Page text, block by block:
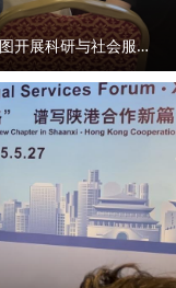
国际法学院张光耀博士在哈萨克斯坦阿拉木图开展科研与社会服务活动